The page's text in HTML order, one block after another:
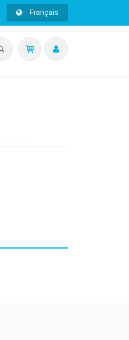
Français